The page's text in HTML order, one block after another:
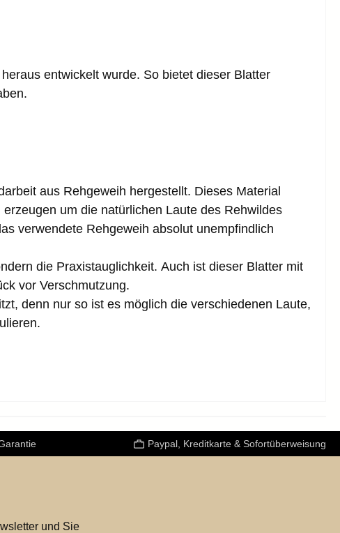
entwickelt wurde. So bietet dieser Blatter
aus Rehgeweih hergestellt. Dieses Material
um die natürlichen Laute des Rehwildes
verwendete Rehgeweih absolut unempfindlich
die Praxistauglichkeit. Auch ist dieser Blatter mit
vor Verschmutzung.
denn nur so ist es möglich die verschiedenen Laute,
Paypal, Kreditkarte & Sofortüberweisung
und Sie